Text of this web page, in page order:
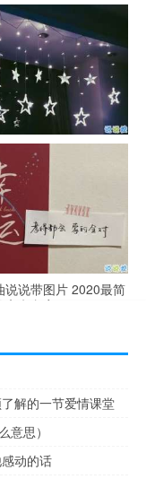
摊文案 摆地摊的搞笑
片
气句子带图片 最新霸
冷范
说说带图片 2020最简
高考文案
解的一节爱情课堂
意思）
动的话